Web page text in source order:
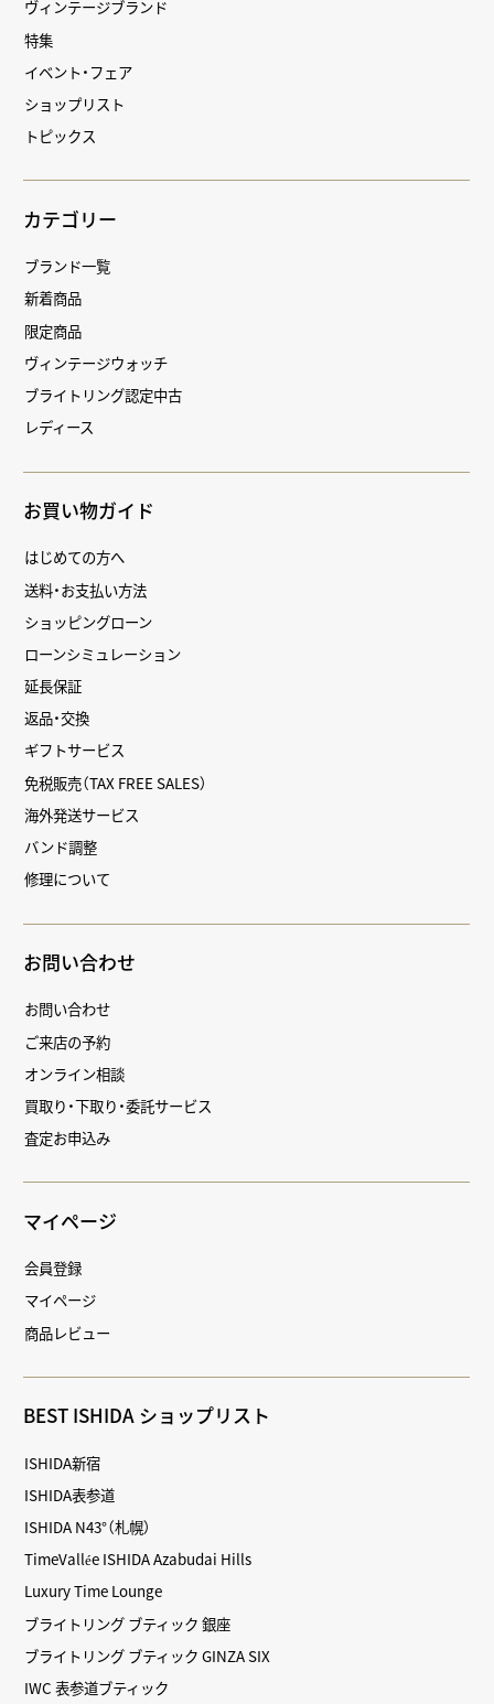
ヴィンテージブランド
特集
イベント・フェア
ショップリスト
トピックス
カテゴリー
ブランド一覧
新着商品
限定商品
ヴィンテージウォッチ
ブライトリング認定中古
レディース
お買い物ガイド
はじめての方へ
送料・お支払い方法
ショッピングローン
ローンシミュレーション
延長保証
返品・交換
ギフトサービス
免税販売（TAX FREE SALES）
海外発送サービス
バンド調整
修理について
お問い合わせ
お問い合わせ
ご来店の予約
オンライン相談
買取り・下取り・委託サービス
査定お申込み
マイページ
会員登録
マイページ
商品レビュー
BEST ISHIDA ショップリスト
ISHIDA新宿
ISHIDA表参道
ISHIDA N43°（札幌）
TimeVallée ISHIDA Azabudai Hills
Luxury Time Lounge
ブライトリング ブティック 銀座
ブライトリング ブティック GINZA SIX
IWC 表参道ブティック